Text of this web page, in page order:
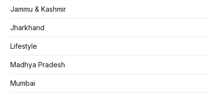
Jammu & Kashmir
Jharkhand
Lifestyle
Madhya Pradesh
Mumbai